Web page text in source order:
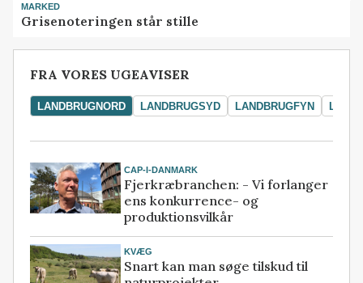
MARKED
Grisenoteringen står stille
FRA VORES UGEAVISER
LANDBRUGNORD LANDBRUGSYD LANDBRUGFYN
CAP-I-DANMARK
Fjerkræbranchen: - Vi forlanger
ens konkurrence- og
produktionsvilkår
KVÆG
Snart kan man søge tilskud til